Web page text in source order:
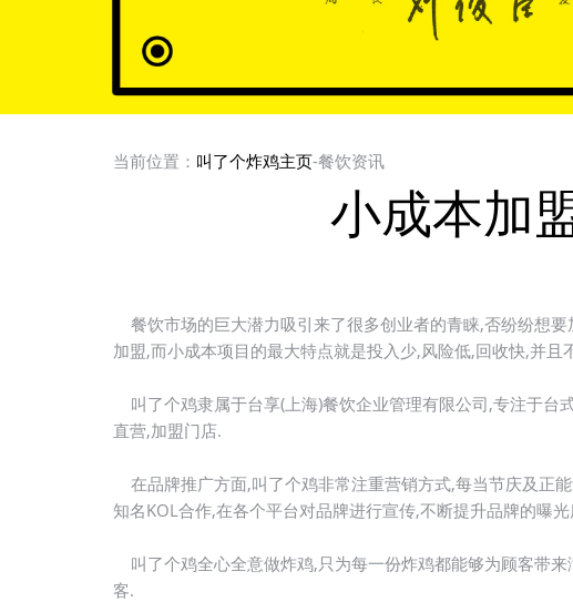
当前位置： 叫了个炸鸡主页-餐饮资讯
小成本加
餐饮市场的巨大潜力吸引来了很多创业者的青睐,否纷纷想
加盟,而小成本项目的最大特点就是投入少,风险低,回收快,并
叫了个鸡隶属于台享(上海)餐饮企业管理有限公司,专注于台
直营,加盟门店.
在品牌推广方面,叫了个鸡非常注重营销方式,每当节庆及正
知名KOL合作,在各个平台对品牌进行宣传,不断提升品牌的曝
叫了个鸡全心全意做炸鸡,只为每一份炸鸡都能够为顾客带
客.